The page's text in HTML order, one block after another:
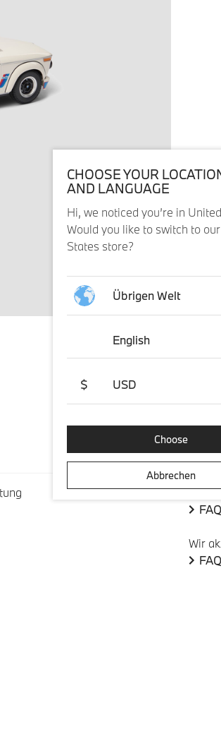
Wir
CHOOSE YOUR
AND LANGUAGE
Hi, we noticed you’re in
Would you like to switch to
States store?
Übrigen Welt
English
$ USD
Choose
Abbrechen